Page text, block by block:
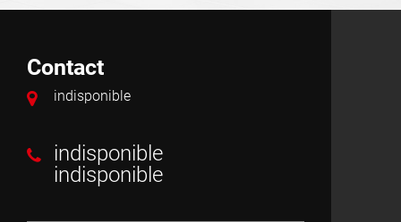
Contact
indisponible
indisponible
indisponible